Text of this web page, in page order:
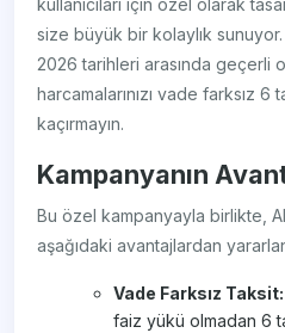
kullanıcıları için özel olarak
size büyük bir kolaylık
2026 tarihleri arasında geçerli
harcamalarınızı vade farksız 6
kaçırmayın.
Kampanyanın
Bu özel kampanyayla birlikte,
aşağıdaki avantajlardan
Vade Farksız Taksit:
faiz yükü olmadan 6